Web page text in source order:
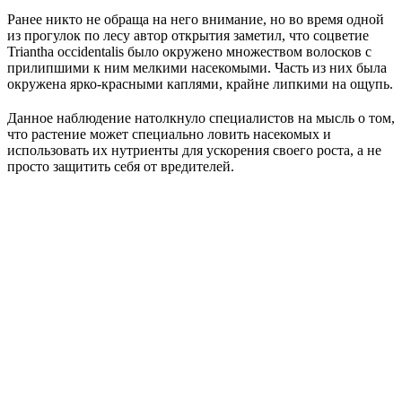
Ранее никто не обраща на него внимание, но во время одной
из прогулок по лесу автор открытия заметил, что соцветие
Triantha occidentalis было окружено множеством волосков с
прилипшими к ним мелкими насекомыми. Часть из них была
окружена ярко-красными каплями, крайне липкими на ощупь.
Данное наблюдение натолкнуло специалистов на мысль о том,
что растение может специально ловить насекомых и
использовать их нутриенты для ускорения своего роста, а не
просто защитить себя от вредителей.